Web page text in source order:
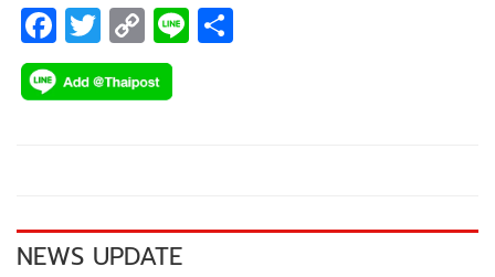
F
ac
e
k
T
wi
tt
C
o
p
k
Li
NEWS UPDATE